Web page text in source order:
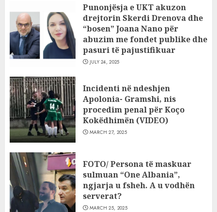
Punonjësja e UKT akuzon
drejtorin Skerdi Drenova dhe
“bosen” Joana Nano për
abuzim me fondet publike dhe
pasuri të pajustifikuar
JULY 24, 2025
Incidenti në ndeshjen
Apolonia- Gramshi, nis
procedim penal për Koço
Kokëdhimën (VIDEO)
MARCH 27, 2025
FOTO/ Persona të maskuar
sulmuan “One Albania”,
ngjarja u fsheh. A u vodhën
serverat?
MARCH 25, 2025